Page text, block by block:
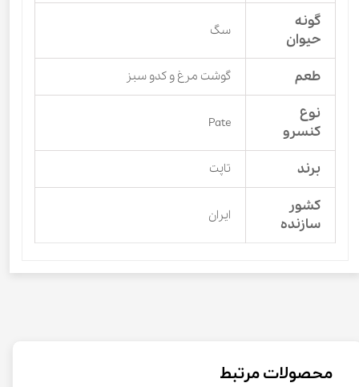
گونه
حیوان
سگ
طعم گوشت مرغ و کدو سبز
نوع
کنسرو
Pate
برند تاپت
کشور
سازنده
ایران
محصولات مرتبط